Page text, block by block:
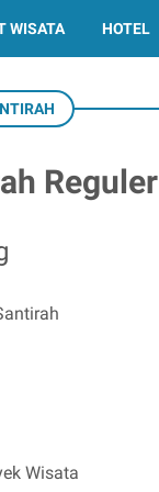
WISATA HOTEL
Reguler
Wisata